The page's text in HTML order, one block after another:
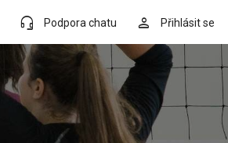
person Přihlásit se
headset_mic Podpora chatu